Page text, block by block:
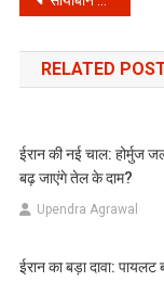
RELATED
ईरान की नई चाल: होर्मुज
बढ़ जाएंगे तेल के दाम?
Upendra Agrawal
ईरान का बड़ा दावा: